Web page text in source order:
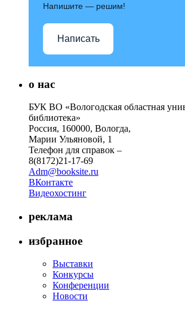
Напишите — решим!
Написать
о нас
БУК ВО «Вологодская областная
библиотека»
Россия, 160000, Вологда,
Марии Ульяновой, 1
Телефон для справок –
8(8172)21-17-69
Adm@booksite.ru
ВКонтакте
Видеохостинг
реклама
избранное
Выставки
Конкурсы
Конференции
Новости